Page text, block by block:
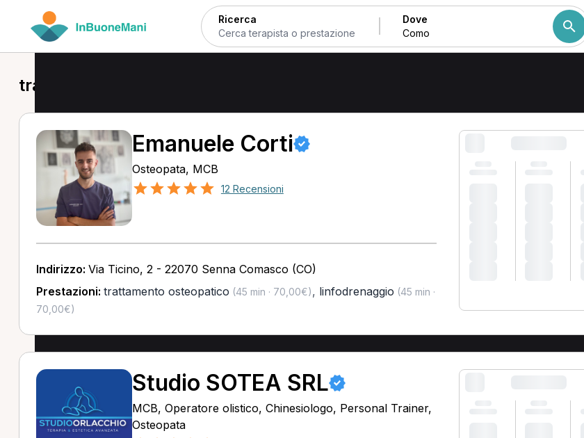
Ricerca Dove
trattamento osteopatico a Como
Emanuele Corti
Osteopata, MCB
12 Recensioni
Indirizzo: Via Ticino, 2 - 22070 Senna Comasco (CO)
Prestazioni: trattamento osteopatico (45 min · 70,00€), linfodrenaggio (45 min ·
70,00€)
Studio SOTEA SRL
MCB, Operatore olistico, Chinesiologo, Personal Trainer,
Osteopata